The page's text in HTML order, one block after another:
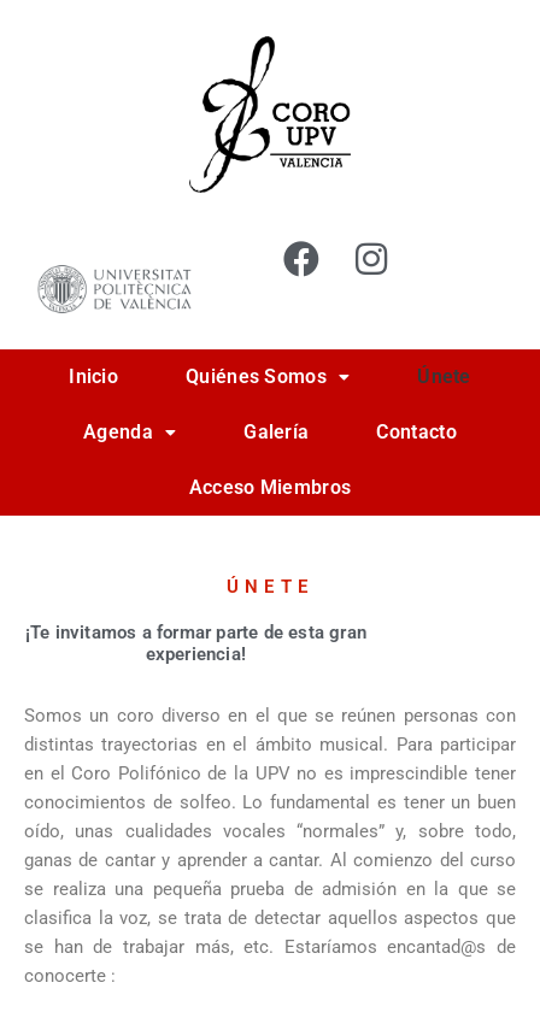
Inicio Quiénes Somos Únete
Agenda Galería Contacto
Acceso Miembros
ÚNETE
¡Te invitamos a formar parte de esta gran
experiencia!
Somos un coro diverso en el que se reúnen personas con
distintas trayectorias en el ámbito musical. Para participar
en el Coro Polifónico de la UPV no es imprescindible tener
conocimientos de solfeo. Lo fundamental es tener un buen
oído, unas cualidades vocales “normales” y, sobre todo,
ganas de cantar y aprender a cantar. Al comienzo del curso
se realiza una pequeña prueba de admisión en la que se
clasifica la voz, se trata de detectar aquellos aspectos que
se han de trabajar más, etc. Estaríamos encantad@s de
conocerte :